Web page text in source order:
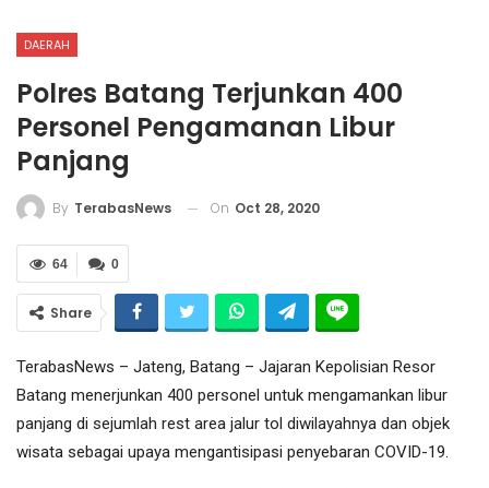
DAERAH
Polres Batang Terjunkan 400
Personel Pengamanan Libur
Panjang
By TerabasNews On Oct 28, 2020
0
64
Share
TerabasNews – Jateng, Batang – Jajaran Kepolisian Resor
Batang menerjunkan 400 personel untuk mengamankan libur
panjang di sejumlah rest area jalur tol diwilayahnya dan objek
wisata sebagai upaya mengantisipasi penyebaran COVID-19.